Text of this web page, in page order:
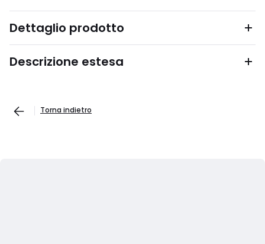
Dettaglio prodotto
Descrizione estesa
Torna indietro